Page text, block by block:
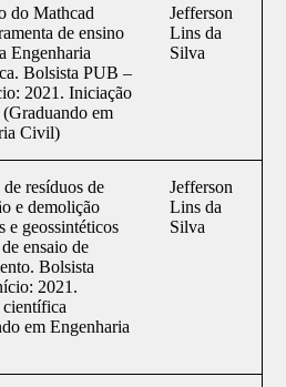
do Mathcad
de ensino
Engenharia
Bolsista PUB –
2021. Iniciação
em
Civil)
Jefferson
Lins da
Silva
resíduos de
e demolição
e geossintéticos
ensaio de
Bolsista
2021.
em Engenharia
Jefferson
Lins da
Silva